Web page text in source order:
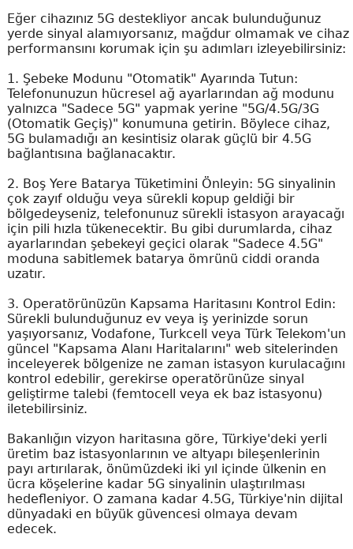
Eğer cihazınız 5G destekliyor ancak bulunduğunuz
yerde sinyal alamıyorsanız, mağdur olmamak ve cihaz
performansını korumak için şu adımları izleyebilirsiniz:
1. Şebeke Modunu "Otomatik" Ayarında Tutun:
Telefonunuzun hücresel ağ ayarlarından ağ modunu
yalnızca "Sadece 5G" yapmak yerine "5G/4.5G/3G
(Otomatik Geçiş)" konumuna getirin. Böylece cihaz,
5G bulamadığı an kesintisiz olarak güçlü bir 4.5G
bağlantısına bağlanacaktır.
2. Boş Yere Batarya Tüketimini Önleyin: 5G sinyalinin
çok zayıf olduğu veya sürekli kopup geldiği bir
bölgedeyseniz, telefonunuz sürekli istasyon arayacağı
için pili hızla tükenecektir. Bu gibi durumlarda, cihaz
ayarlarından şebekeyi geçici olarak "Sadece 4.5G"
moduna sabitlemek batarya ömrünü ciddi oranda
uzatır.
3. Operatörünüzün Kapsama Haritasını Kontrol Edin:
Sürekli bulunduğunuz ev veya iş yerinizde sorun
yaşıyorsanız, Vodafone, Turkcell veya Türk Telekom'un
güncel "Kapsama Alanı Haritalarını" web sitelerinden
inceleyerek bölgenize ne zaman istasyon kurulacağını
kontrol edebilir, gerekirse operatörünüze sinyal
geliştirme talebi (femtocell veya ek baz istasyonu)
iletebilirsiniz.
Bakanlığın vizyon haritasına göre, Türkiye'deki yerli
üretim baz istasyonlarının ve altyapı bileşenlerinin
payı artırılarak, önümüzdeki iki yıl içinde ülkenin en
ücra köşelerine kadar 5G sinyalinin ulaştırılması
hedefleniyor. O zamana kadar 4.5G, Türkiye'nin dijital
dünyadaki en büyük güvencesi olmaya devam
edecek.